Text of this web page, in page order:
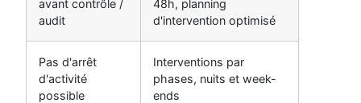
avant contrôle /
audit
48h, planning
d'intervention optimisé
Pas d'arrêt
d'activité
possible
Interventions par
phases, nuits et week-
ends